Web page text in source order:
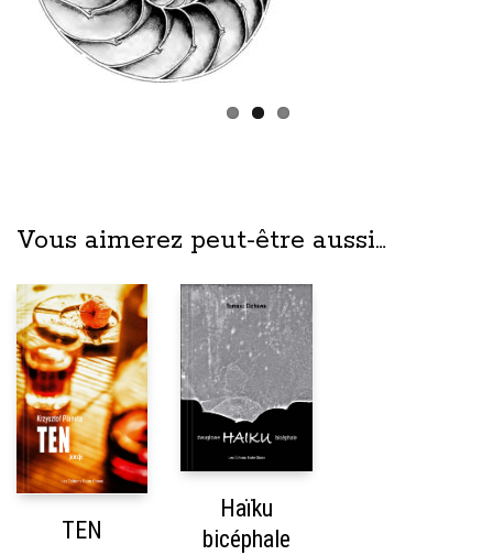
Vous aimerez peut-être aussi…
TEN
Haïku
bicéphale
Les Éditions Toute Chose
Paris, France
Réf. Dilicom : 3019007667809